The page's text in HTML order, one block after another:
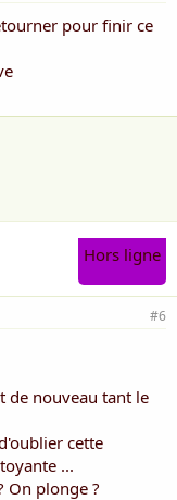
pour finir ce
Hors ligne
#6
de nouveau tant le
cette
...
On plonge ?